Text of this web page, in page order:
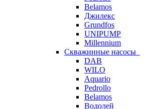
Belamos
Джилекс
Grundfos
UNIPUMP
Millennium
Скважинные насосы
DAB
WILO
Aquario
Pedrollo
Belamos
Водолей